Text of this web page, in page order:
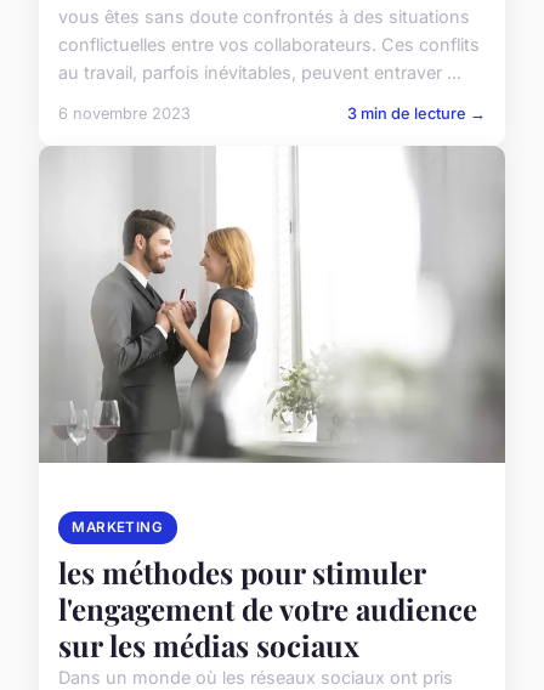
vous êtes sans doute confrontés à des situations
conflictuelles entre vos collaborateurs. Ces conflits
au travail, parfois inévitables, peuvent entraver ...
6 novembre 2023 3 min de lecture →
MARKETING
les méthodes pour stimuler
l'engagement de votre audience
sur les médias sociaux
Dans un monde où les réseaux sociaux ont pris